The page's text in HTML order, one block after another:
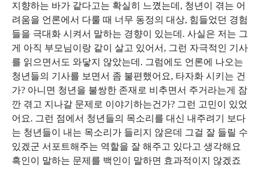
지향하는 바가 같다고는 확실히 느꼈는데 , 청년이 겪는 어
려움을 언론에서 다룰 때 너무 동정의 대상, 힘들었던 경험
들을 극대화 시켜서 말하는 경향이 있는데 . 사실은 저는 그
게 아직 부모님이랑 같이 살고 있어서 , 그런 자극적인 기사
를 읽으면서도 와닿지 않았는데 . 그럼에도 언론에 나오는
청년들의 기사를 보면서 좀 불편했어요, 타자화 시키는 건
가? 아니면 청년을 불쌍한 존재로 비추면서 주거라는게 잠
깐 겪고 지나갈 문제로 이야기하는건가? 그런 고민이 있었
어요. 그런 점에서 청년들의 목소리를 대신 내주려기 보다
는 청년들이 내는 목소리가 들리지 않은데 그걸 잘 들릴 수
있겠군 서포트해주는 역할을 잘 해주고 있다고 생각해요
흑인이 말하는 문제를 백인이 말하면 효과적이지 않겠죠